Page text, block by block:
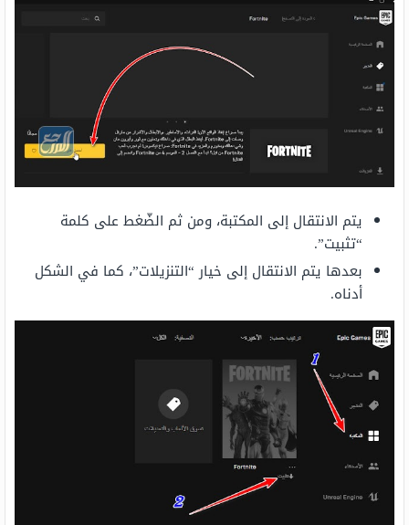
يتم الانتقال إلى المكتبة، ومن ثم الضّغط على كلمة
“تثبيت”.
بعدها يتم الانتقال إلى خيار “التنزيلات”، كما في الشكل
أدناه.